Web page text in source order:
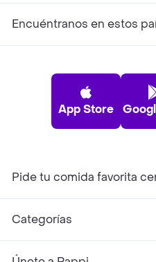
Encuéntranos en estos
App Store
Pide tu comida favorita
Categorías